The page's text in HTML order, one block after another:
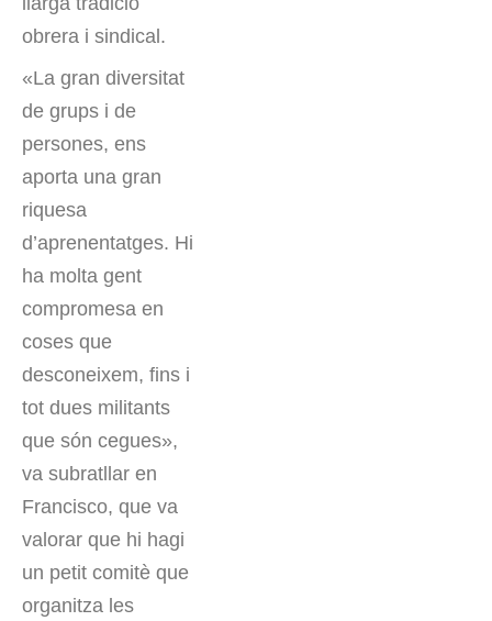
obrera i sindical.
«La gran diversitat
de grups i de
persones, ens
aporta una gran
riquesa
d’aprenentatges. Hi
ha molta gent
compromesa en
coses que
desconeixem, fins i
tot dues militants
que són cegues»,
va subratllar en
Francisco, que va
valorar que hi hagi
un petit comitè que
organitza les